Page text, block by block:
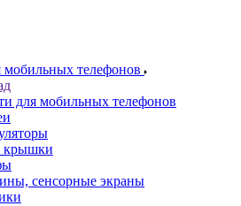
мобильных телефонов
для мобильных телефонов
крышки
сенсорные экраны